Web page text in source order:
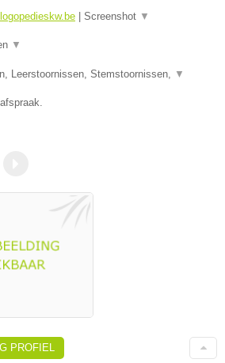
Screenshot ▼
▼
Leerstoornissen, Stemstoornissen, ▼
PROFIEL